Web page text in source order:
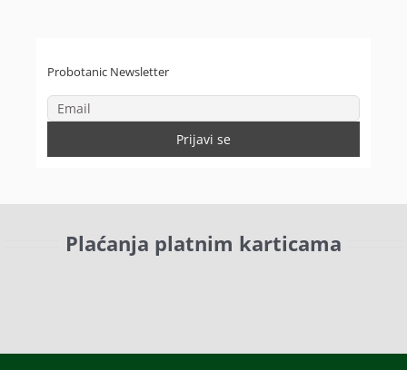
Probotanic Newsletter
Plaćanja platnim karticama